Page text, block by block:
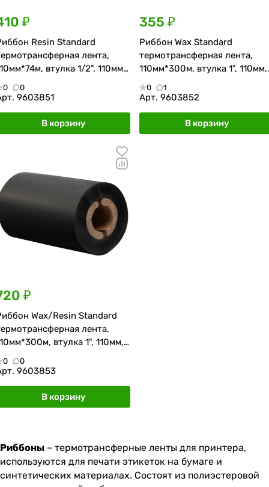
₽
Resin Standard
лента,
втулка 1/2", 110мм,
0 0
9603851
В корзину
355 ₽
Риббон Wax Standard
термотрансферная лента,
110мм*300м, втулка 1", 110мм,
OUT
0 1
Арт. 9603852
В корзину
₽
Wax/Resin Standard
лента,
втулка 1", 110мм,
0 0
9603853
В корзину
Риббоны – термотрансферные ленты для принтера,
используются для печати этикеток на бумаге и
синтетических материалах. Состоят из полиэстеровой